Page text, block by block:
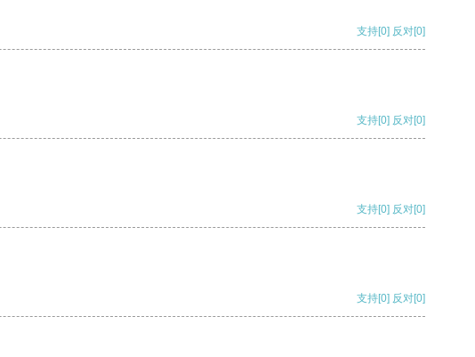
支持[0] 反对[0]
支持[0] 反对[0]
支持[0] 反对[0]
支持[0] 反对[0]